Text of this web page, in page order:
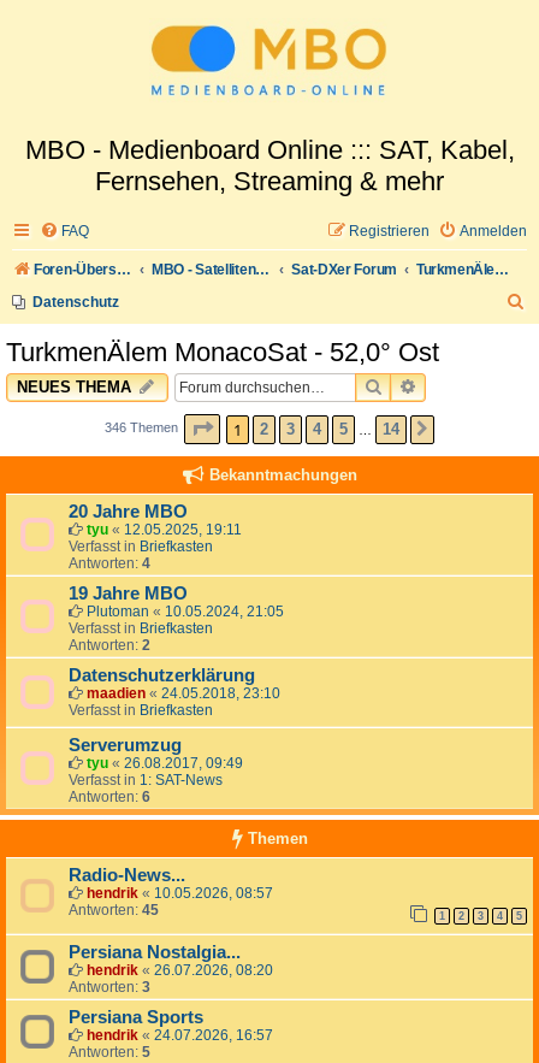
MBO - Medienboard Online ::: SAT, Kabel,
Fernsehen, Streaming & mehr
FAQ Anmelden
Registrieren
Foren-Übersicht MBO - Satellitenwelt Sat-DXer Forum
TurkmenÄlem MonacoSat - 52,0° Ost
Datenschutz
TurkmenÄlem MonacoSat - 52,0° Ost
NEUES THEMA SUCHEERWEITERTE
346 Themen SEITE1 VON14
1 2 3 4 5 14
Bekanntmachungen
20 Jahre MBO
tyu « 12.05.2025, 19:11
Verfasst in Briefkasten
Antworten: 4
19 Jahre MBO
Plutoman « 10.05.2024, 21:05
Verfasst in Briefkasten
Antworten: 2
Datenschutzerklärung
maadien « 24.05.2018, 23:10
Verfasst in Briefkasten
Serverumzug
tyu « 26.08.2017, 09:49
Verfasst in 1: SAT-News
Antworten: 6
Themen
Radio-News...
hendrik « 10.05.2026, 08:57
Antworten: 45 1 2 3 4 5
Persiana Nostalgia...
hendrik « 26.07.2026, 08:20
Antworten: 3
Persiana Sports
hendrik « 24.07.2026, 16:57
Antworten: 5